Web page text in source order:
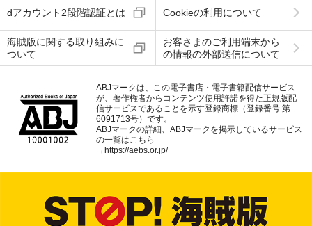
dアカウント2段階認証とは Cookieの利用について
海賊版に関する取り組みに
ついて
お客さまのご利用端末から
の情報の外部送信について
ABJマークは、この電子書店・電子書籍配信サービス
が、著作権者からコンテンツ使用許諾を得た正規版配
信サービスであることを示す登録商標（登録番号 第
6091713号）です。
ABJマークの詳細、ABJマークを掲示しているサービス
の一覧はこちら
→https://aebs.or.jp/